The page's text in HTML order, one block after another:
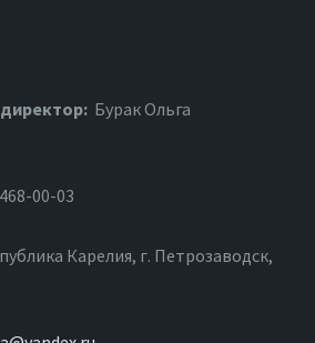
Бурак Ольга
00-03
Карелия, г. Петрозаводск,